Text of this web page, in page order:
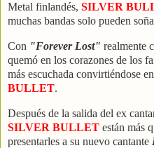
Metal finlandés, SILVER
muchas bandas solo pueden
Con "Forever Lost" realmente
quemó en los corazones de los
más escuchada convirtiéndose
BULLET.
Después de la salida del ex
SILVER BULLET están más
presentarles a su nuevo cantante